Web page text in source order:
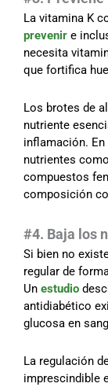
La vitamina K
prevenir e
necesita
que fortifica
Los brotes de
nutriente
inflamación.
nutrientes
compuestos
composición
#4. Baja los
Si bien no
regular de
Un estudio
antidiabético
glucosa en
La regulación
imprescindible